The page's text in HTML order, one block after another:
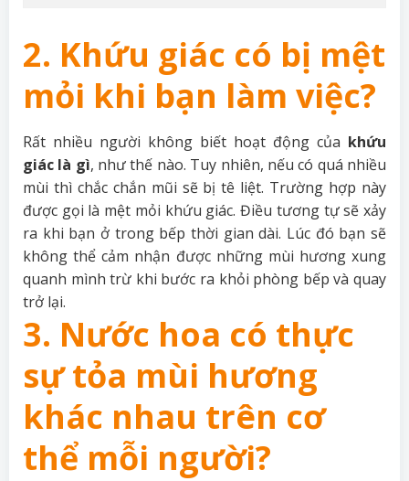
2. Khứu giác có bị mệt
mỏi khi bạn làm việc?
Rất nhiều người không biết hoạt động của khứu
giác là gì, như thế nào. Tuy nhiên, nếu có quá nhiều
mùi thì chắc chắn mũi sẽ bị tê liệt. Trường hợp này
được gọi là mệt mỏi khứu giác. Điều tương tự sẽ xảy
ra khi bạn ở trong bếp thời gian dài. Lúc đó bạn sẽ
không thể cảm nhận được những mùi hương xung
quanh mình trừ khi bước ra khỏi phòng bếp và quay
trở lại.
3. Nước hoa có thực
sự tỏa mùi hương
khác nhau trên cơ
thể mỗi người?